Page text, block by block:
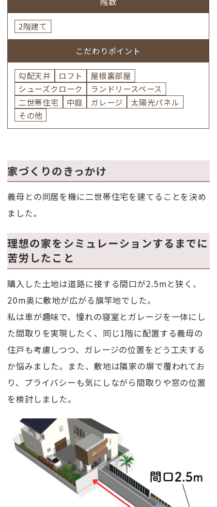
2階建て
こだわりポイント
勾配天井 ロフト
屋根裏部屋
シューズクローク
ランドリースペース
二世帯住宅
中庭 ガレージ
太陽光パネル
その他
家づくりのきっかけ
義母との同居を機に二世帯住宅を建てることを決め
ました。
理想の家をシミュレーションするまでに
苦労したこと
購入した土地は道路に接する間口が2.5mと狭く、
20m奥に敷地が広がる旗竿地でした。
私は車が趣味で、憧れの寝室とガレージを一体にし
た間取りを実現したく、同じ1階に配置する義母の
住戸も考慮しつつ、ガレージの位置をどう工夫する
か悩みました。また、敷地は隣家の塀で覆われてお
り、プライバシーも気にしながら間取りや窓の位置
を検討しました。